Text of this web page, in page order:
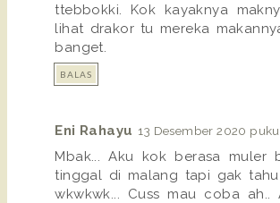
ttebbokki. Kok kayaknya
lihat drakor tu mereka
banget.
BALAS
Eni Rahayu 13 Desember 2020 pukul
Mbak... Aku kok berasa
tinggal di malang tapi gak tahu
wkwkwk... Cuss mau coba ah..